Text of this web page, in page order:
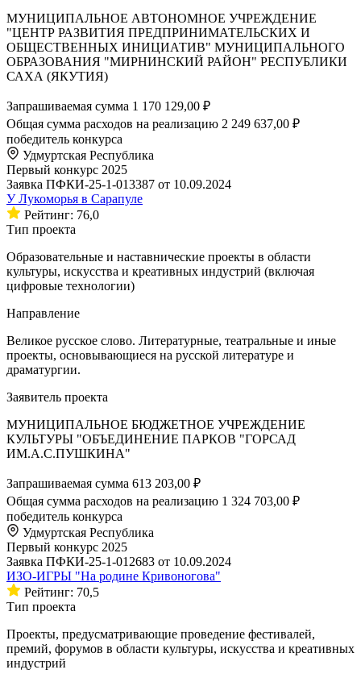
МУНИЦИПАЛЬНОЕ АВТОНОМНОЕ УЧРЕЖДЕНИЕ
"ЦЕНТР РАЗВИТИЯ ПРЕДПРИНИМАТЕЛЬСКИХ И
ОБЩЕСТВЕННЫХ ИНИЦИАТИВ" МУНИЦИПАЛЬНОГО
ОБРАЗОВАНИЯ "МИРНИНСКИЙ РАЙОН" РЕСПУБЛИКИ
САХА (ЯКУТИЯ)
Запрашиваемая сумма 1 170 129,00 ₽
Общая сумма расходов на реализацию 2 249 637,00 ₽
победитель конкурса
Удмуртская Республика
Первый конкурс 2025
Заявка ПФКИ-25-1-013387 от 10.09.2024
У Лукоморья в Сарапуле
Рейтинг: 76,0
Тип проекта
Образовательные и наставнические проекты в области
культуры, искусства и креативных индустрий (включая
цифровые технологии)
Направление
Великое русское слово. Литературные, театральные и иные
проекты, основывающиеся на русской литературе и
драматургии.
Заявитель проекта
МУНИЦИПАЛЬНОЕ БЮДЖЕТНОЕ УЧРЕЖДЕНИЕ
КУЛЬТУРЫ "ОБЪЕДИНЕНИЕ ПАРКОВ "ГОРСАД
ИМ.А.С.ПУШКИНА"
Запрашиваемая сумма 613 203,00 ₽
Общая сумма расходов на реализацию 1 324 703,00 ₽
победитель конкурса
Удмуртская Республика
Первый конкурс 2025
Заявка ПФКИ-25-1-012683 от 10.09.2024
ИЗО-ИГРЫ "На родине Кривоногова"
Рейтинг: 70,5
Тип проекта
Проекты, предусматривающие проведение фестивалей,
премий, форумов в области культуры, искусства и креативных
индустрий